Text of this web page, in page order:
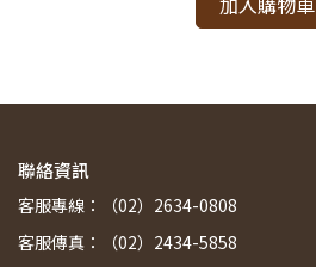
聯絡資訊
客服專線：（02）2634-0808
客服傳真：（02）2434-5858